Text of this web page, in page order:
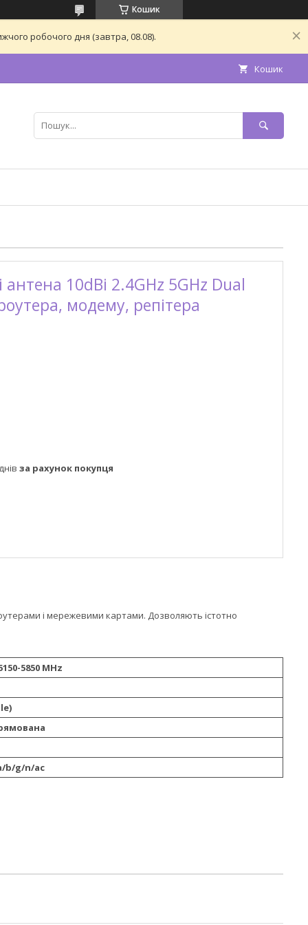
Кошик
робочого дня (завтра, 08.08).
Кошик
10dBi 2.4GHz 5GHz Dual
модему, репітера
за рахунок покупця
і мережевими картами. Дозволяють істотно
5850 MHz
a/b/g/n/ac